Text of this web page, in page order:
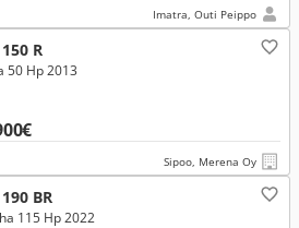
Imatra, Outi Peippo
R
50 Hp 2013
Sipoo, Merena Oy
BR
115 Hp 2022